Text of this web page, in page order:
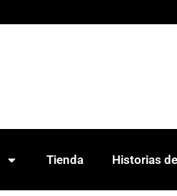
Tienda Historias